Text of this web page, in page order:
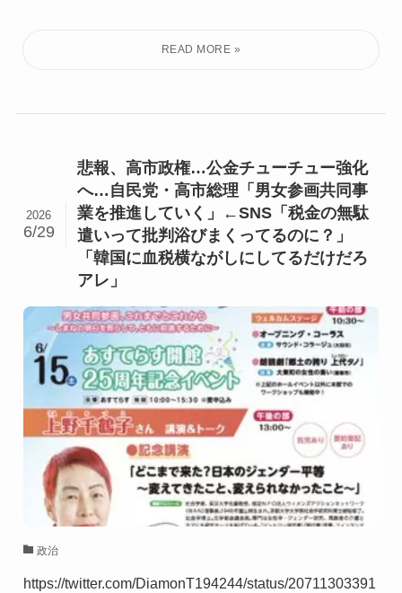
悲報、高市政権…公金チューチュー強化
へ…自民党・高市総理「男女参画共同事
業を推進していく」←SNS「税金の無駄
遣いって批判浴びまくってるのに？」
「韓国に血税横ながしにしてるだけだろ
アレ」
2026
6/29
政治
https://twitter.com/DiamonT194244/status/20711303391